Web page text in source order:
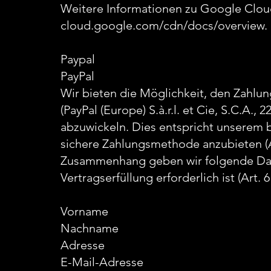
Weitere Informationen zu Google
cloud.google.com/cdn/docs/overview.
Paypal
PayPal
Wir bieten die Möglichkeit, den
(PayPal (Europe) S.à.r.l. et Cie, S.C.A.,
abzuwickeln. Dies entspricht
sichere Zahlungsmethode anzubieten
Zusammenhang geben wir folgende
Vertragserfüllung erforderlich ist (Art.
Vorname
Nachname
Adresse
E-Mail-Adresse